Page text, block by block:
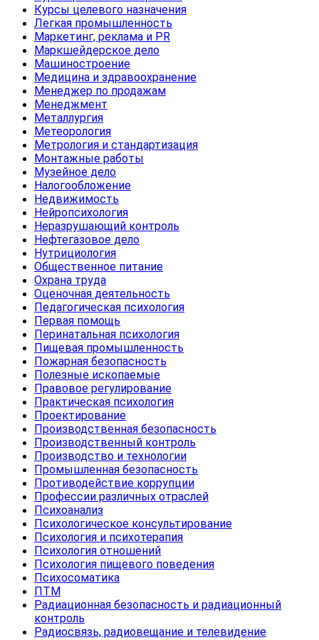
Курсы целевого назначения
Легкая промышленность
Маркетинг, реклама и PR
Маркшейдерское дело
Машиностроение
Медицина и здравоохранение
Менеджер по продажам
Менеджмент
Металлургия
Метеорология
Метрология и стандартизация
Монтажные работы
Музейное дело
Налогообложение
Недвижимость
Нейропсихология
Неразрушающий контроль
Нефтегазовое дело
Нутрициология
Общественное питание
Охрана труда
Оценочная деятельность
Педагогическая психология
Первая помощь
Перинатальная психология
Пищевая промышленность
Пожарная безопасность
Полезные ископаемые
Правовое регулирование
Практическая психология
Проектирование
Производственная безопасность
Производственный контроль
Производство и технологии
Промышленная безопасность
Противодействие коррупции
Профессии различных отраслей
Психоанализ
Психологическое консультирование
Психология и психотерапия
Психология отношений
Психология пищевого поведения
Психосоматика
ПТМ
Радиационная безопасность и радиационный
контроль
Радиосвязь, радиовещание и телевидение